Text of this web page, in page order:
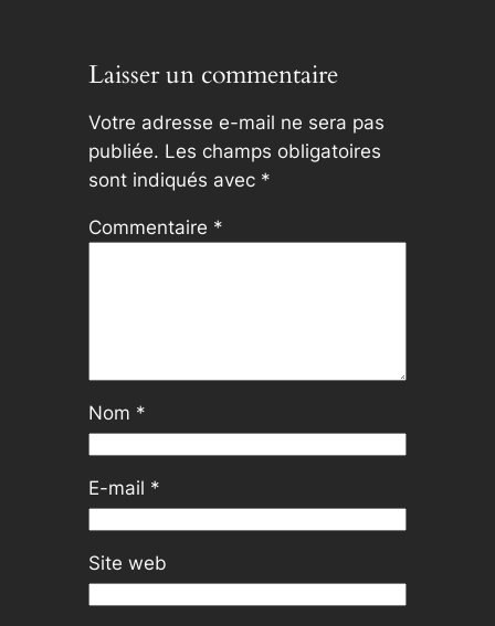
Laisser un commentaire
Votre adresse e-mail ne sera pas
publiée. Les champs obligatoires
sont indiqués avec *
Commentaire *
Nom *
E-mail *
Site web